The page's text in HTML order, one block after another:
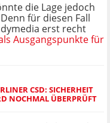
die Lage jedoch
für diesen Fall
erst recht
Ausgangspunkte für
CSD: SICHERHEIT
NOCHMAL ÜBERPRÜFT